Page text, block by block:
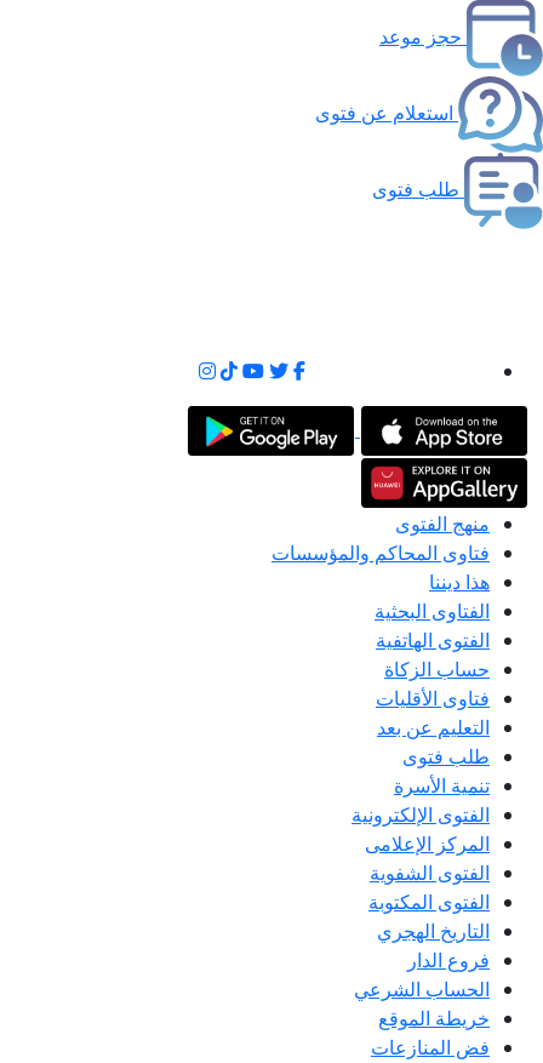
حجز موعد
استعلام عن فتوى
طلب فتوى
منهج الفتوى
فتاوى المحاكم والمؤسسات
هذا ديننا
الفتاوى البحثية
الفتوى الهاتفية
حساب الزكاة
فتاوى الأقليات
التعليم عن بعد
طلب فتوى
تنمية الأسرة
الفتوى الإلكترونية
المركز الإعلامى
الفتوى الشفوية
الفتوى المكتوبة
التاريخ الهجري
فروع الدار
الحساب الشرعي
خريطة الموقع
فض المنازعات